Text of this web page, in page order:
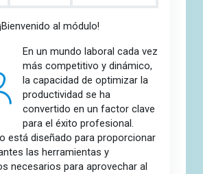
¡Bienvenido al módulo!
En un mundo laboral cada vez
más competitivo y dinámico,
la capacidad de optimizar la
productividad se ha
convertido en un factor clave
para el éxito profesional.
está diseñado para proporcionar
las herramientas y
necesarios para aprovechar al